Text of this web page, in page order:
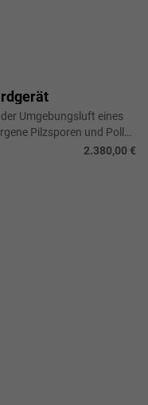
Umgebungsluft eines
Pilzsporen und Pollen
2.380,00 €